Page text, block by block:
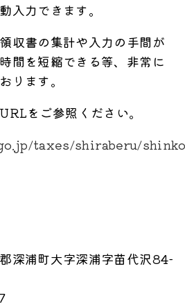
入力できます。
収書の集計や入力の手間が
間を短縮できる等、非常に
ります。
をご参照ください。
taxes/shiraberu/
深浦町大字深浦字苗代沢84-